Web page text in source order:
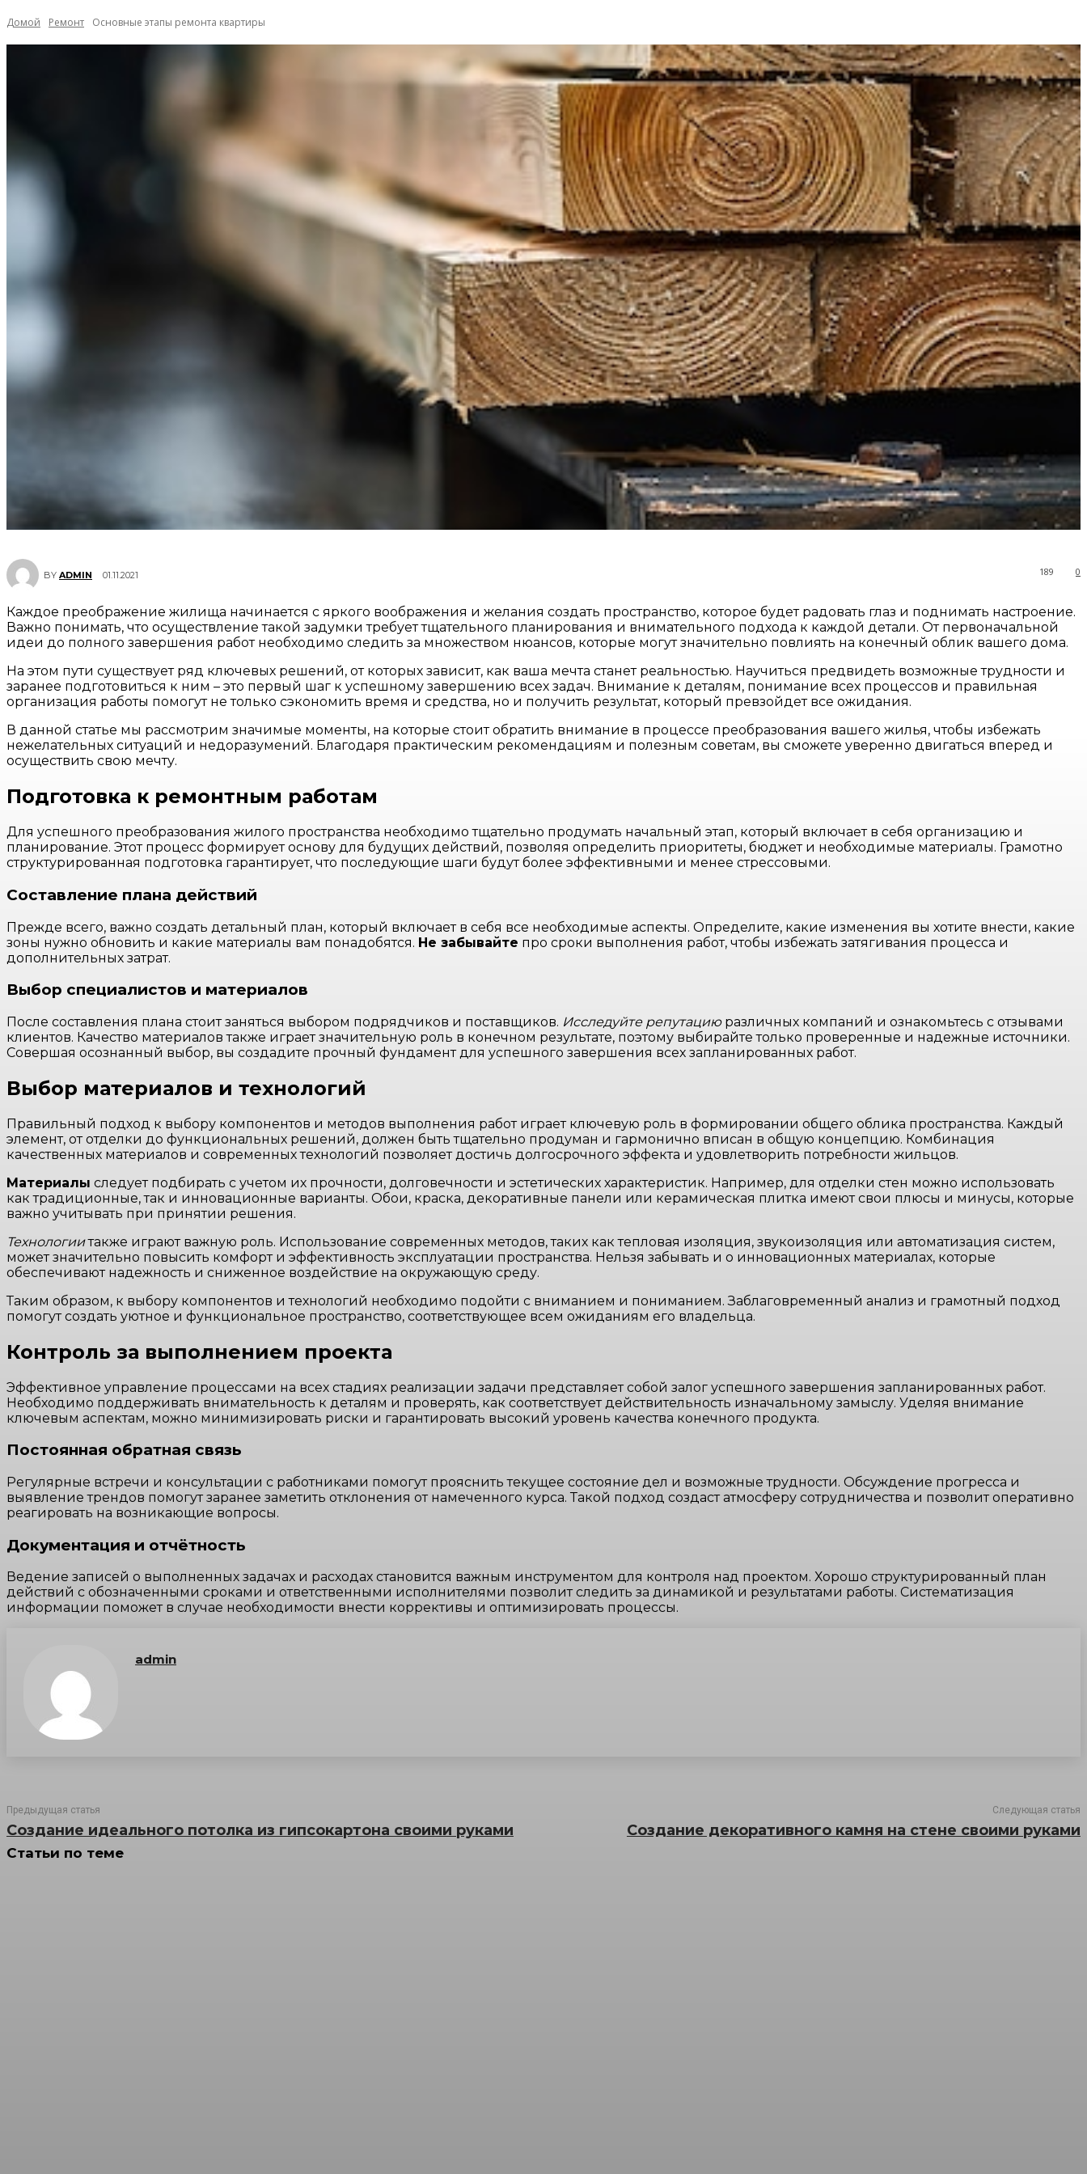
Домой Ремонт Основные этапы ремонта квартиры
BY ADMIN 01.11.2021 0
189
Каждое преображение жилища начинается с яркого воображения и желания создать пространство, которое будет радовать глаз и поднимать настроение.
Важно понимать, что осуществление такой задумки требует тщательного планирования и внимательного подхода к каждой детали. От первоначальной
идеи до полного завершения работ необходимо следить за множеством нюансов, которые могут значительно повлиять на конечный облик вашего дома.
На этом пути существует ряд ключевых решений, от которых зависит, как ваша мечта станет реальностью. Научиться предвидеть возможные трудности и
заранее подготовиться к ним – это первый шаг к успешному завершению всех задач. Внимание к деталям, понимание всех процессов и правильная
организация работы помогут не только сэкономить время и средства, но и получить результат, который превзойдет все ожидания.
В данной статье мы рассмотрим значимые моменты, на которые стоит обратить внимание в процессе преобразования вашего жилья, чтобы избежать
нежелательных ситуаций и недоразумений. Благодаря практическим рекомендациям и полезным советам, вы сможете уверенно двигаться вперед и
осуществить свою мечту.
Подготовка к ремонтным работам
Для успешного преобразования жилого пространства необходимо тщательно продумать начальный этап, который включает в себя организацию и
планирование. Этот процесс формирует основу для будущих действий, позволяя определить приоритеты, бюджет и необходимые материалы. Грамотно
структурированная подготовка гарантирует, что последующие шаги будут более эффективными и менее стрессовыми.
Составление плана действий
Прежде всего, важно создать детальный план, который включает в себя все необходимые аспекты. Определите, какие изменения вы хотите внести, какие
зоны нужно обновить и какие материалы вам понадобятся. Не забывайте про сроки выполнения работ, чтобы избежать затягивания процесса и
дополнительных затрат.
Выбор специалистов и материалов
После составления плана стоит заняться выбором подрядчиков и поставщиков. Исследуйте репутациюразличных компаний и ознакомьтесь с отзывами
клиентов. Качество материалов также играет значительную роль в конечном результате, поэтому выбирайте только проверенные и надежные источники.
Совершая осознанный выбор, вы создадите прочный фундамент для успешного завершения всех запланированных работ.
Выбор материалов и технологий
Правильный подход к выбору компонентов и методов выполнения работ играет ключевую роль в формировании общего облика пространства. Каждый
элемент, от отделки до функциональных решений, должен быть тщательно продуман и гармонично вписан в общую концепцию. Комбинация
качественных материалов и современных технологий позволяет достичь долгосрочного эффекта и удовлетворить потребности жильцов.
Материалы следует подбирать с учетом их прочности, долговечности и эстетических характеристик. Например, для отделки стен можно использовать
как традиционные, так и инновационные варианты. Обои, краска, декоративные панели или керамическая плитка имеют свои плюсы и минусы, которые
важно учитывать при принятии решения.
Технологиитакже играют важную роль. Использование современных методов, таких как тепловая изоляция, звукоизоляция или автоматизация систем,
может значительно повысить комфорт и эффективность эксплуатации пространства. Нельзя забывать и о инновационных материалах, которые
обеспечивают надежность и сниженное воздействие на окружающую среду.
Таким образом, к выбору компонентов и технологий необходимо подойти с вниманием и пониманием. Заблаговременный анализ и грамотный подход
помогут создать уютное и функциональное пространство, соответствующее всем ожиданиям его владельца.
Контроль за выполнением проекта
Эффективное управление процессами на всех стадиях реализации задачи представляет собой залог успешного завершения запланированных работ.
Необходимо поддерживать внимательность к деталям и проверять, как соответствует действительность изначальному замыслу. Уделяя внимание
ключевым аспектам, можно минимизировать риски и гарантировать высокий уровень качества конечного продукта.
Постоянная обратная связь
Регулярные встречи и консультации с работниками помогут прояснить текущее состояние дел и возможные трудности. Обсуждение прогресса и
выявление трендов помогут заранее заметить отклонения от намеченного курса. Такой подход создаст атмосферу сотрудничества и позволит оперативно
реагировать на возникающие вопросы.
Документация и отчётность
Ведение записей о выполненных задачах и расходах становится важным инструментом для контроля над проектом. Хорошо структурированный план
действий с обозначенными сроками и ответственными исполнителями позволит следить за динамикой и результатами работы. Систематизация
информации поможет в случае необходимости внести коррективы и оптимизировать процессы.
admin
Предыдущая статья
Создание идеального потолка из гипсокартона своими руками
Следующая статья
Создание декоративного камня на стене своими руками
Статьи по теме